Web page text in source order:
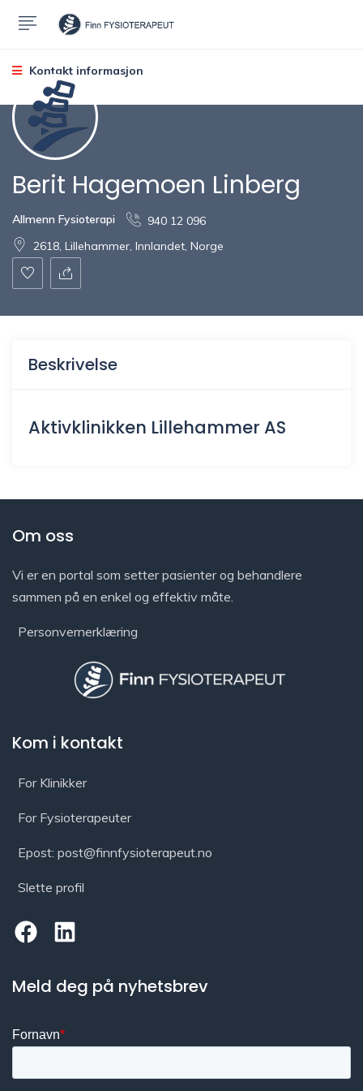
Kontakt informasjon
Berit Hagemoen Linberg
Allmenn Fysioterapi
940 12 096
2618, Lillehammer, Innlandet, Norge
Beskrivelse
Aktivklinikken Lillehammer AS
Om oss
Vi er en portal som setter pasienter og behandlere
sammen på en enkel og effektiv måte.
Personvernerklæring
Kom i kontakt
For Klinikker
For Fysioterapeuter
Epost: post@finnfysioterapeut.no
Slette profil
Meld deg på nyhetsbrev